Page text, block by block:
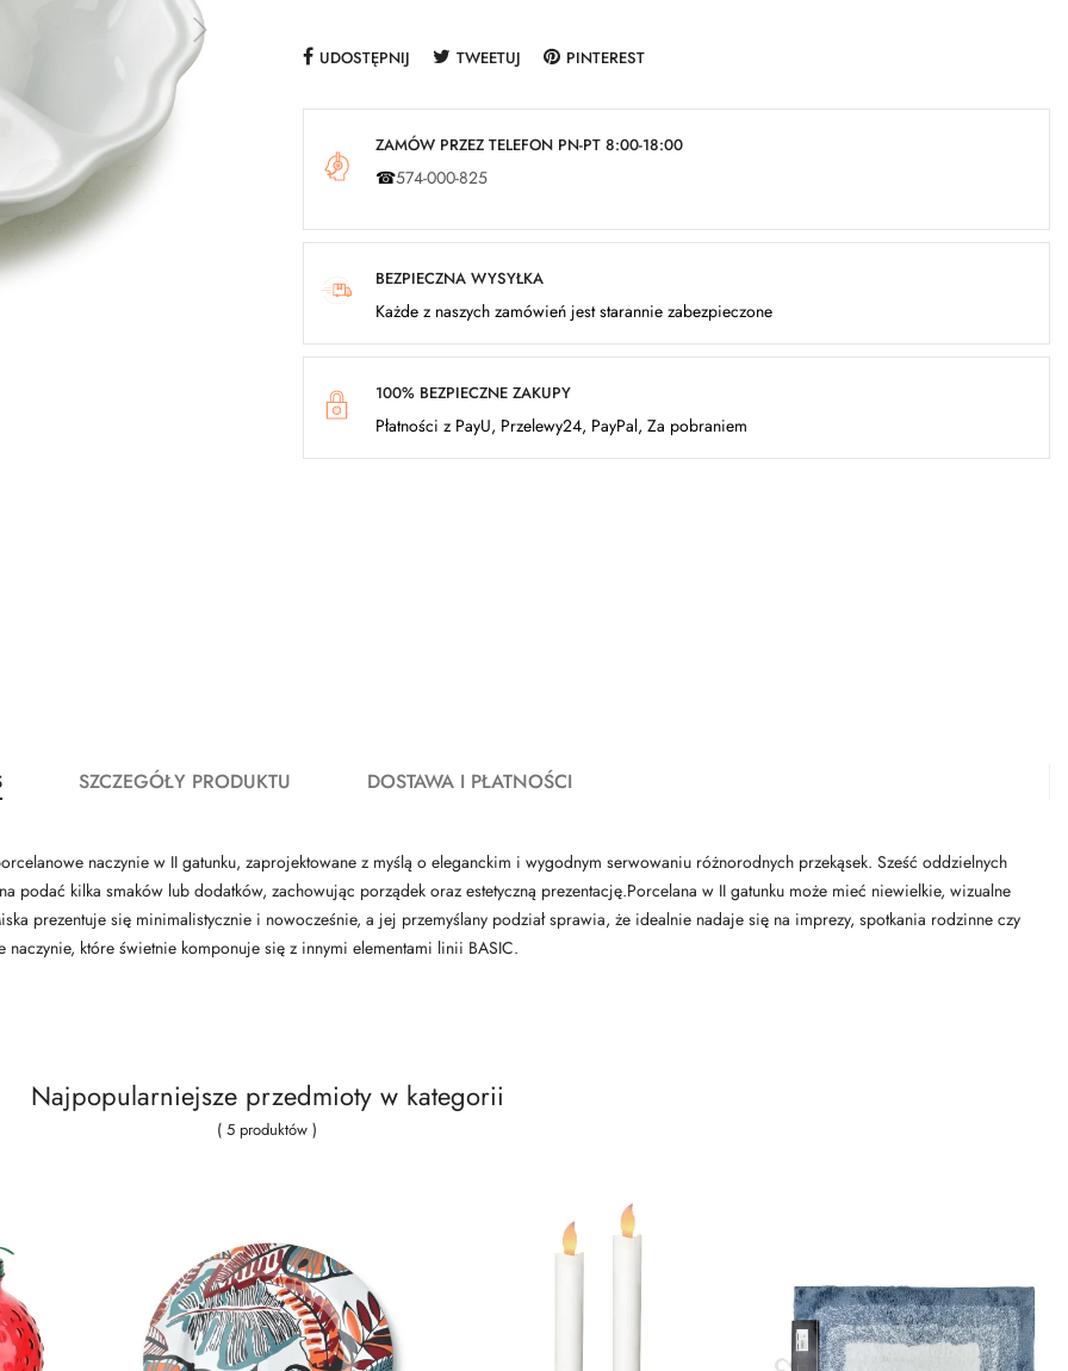
UDOSTĘPNIJ TWEETUJ PINTEREST
ZAMÓW PRZEZ TELEFON PN-PT 8:00-18:00
☎574-000-825
BEZPIECZNA WYSYŁKA
Każde z naszych zamówień jest starannie zabezpieczone
100% BEZPIECZNE ZAKUPY
Płatności z PayU, Przelewy24, PayPal, Za pobraniem
SZCZEGÓŁY PRODUKTU DOSTAWA I PŁATNOŚCI
naczynie w II gatunku, zaprojektowane z myślą o eleganckim i wygodnym serwowaniu różnorodnych przekąsek. Sześć oddzielnych
podać kilka smaków lub dodatków, zachowując porządek oraz estetyczną prezentację.Porcelana w II gatunku może mieć niewielkie, wizualne
prezentuje się minimalistycznie i nowocześnie, a jej przemyślany podział sprawia, że idealnie nadaje się na imprezy, spotkania rodzinne czy
które świetnie komponuje się z innymi elementami linii BASIC.
Najpopularniejsze przedmioty w kategorii
( 5 produktów )